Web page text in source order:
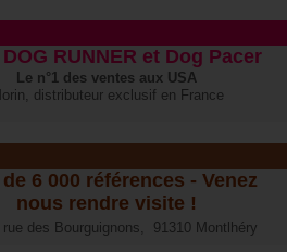
RUNNER et Dog Pacer
Le n°1 des ventes aux USA
distributeur exclusif en France
6 000 références - Venez
nous rendre visite !
rue des Bourguignons, 91310 Montlhéry